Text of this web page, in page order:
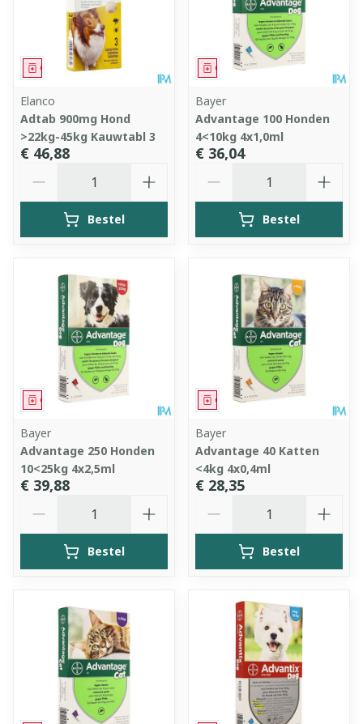
Geneesmiddel
Elanco
Adtab 900mg Hond
>22kg-45kg Kauwtabl 3
€ 46,88
Bestel
Geneesmiddel
Bayer
Advantage 100 Honden
4<10kg 4x1,0ml
€ 36,04
Bestel
Geneesmiddel
Bayer
Advantage 250 Honden
10<25kg 4x2,5ml
€ 39,88
Bestel
Geneesmiddel
Bayer
Advantage 40 Katten
<4kg 4x0,4ml
€ 28,35
Bestel